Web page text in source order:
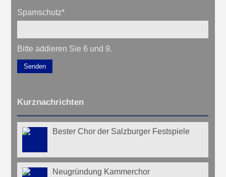
Spamschutz*
Bitte addieren Sie 6 und 9.
Senden
Kurznachrichten
Bester Chor der Salzburger Festspiele
Neugründung Kammerchor